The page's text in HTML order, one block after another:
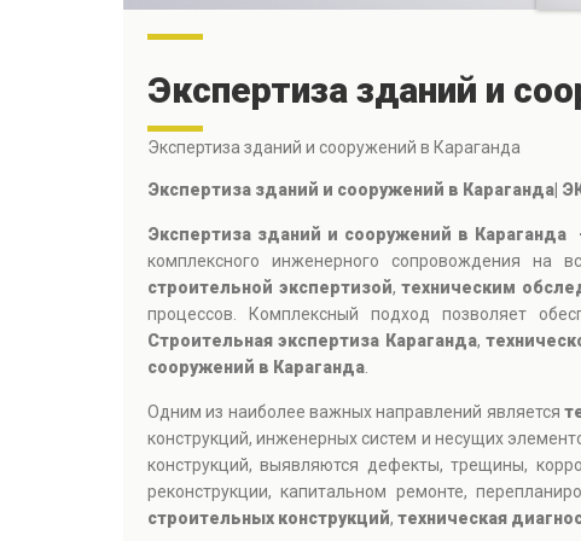
Экспертиза зданий и
Экспертиза зданий и сооружений в Караганда
Экспертиза зданий и сооружений в
Экспертиза зданий и сооружений в
комплексного инженерного сопровождения на
строительной экспертизой, техническим
процессов. Комплексный подход позволяет
Строительная экспертиза Караганда,
сооружений в Караганда
Одним из наиболее важных направлений является
конструкций, инженерных систем и несущих
конструкций, выявляются дефекты, трещины,
реконструкции, капитальном ремонте,
строительных конструкций, техническая